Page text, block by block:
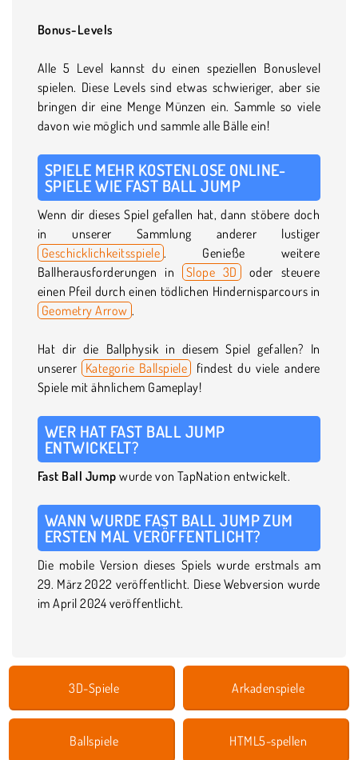
Bonus-Levels
Alle 5 Level kannst du einen speziellen Bonuslevel
spielen. Diese Levels sind etwas schwieriger, aber sie
bringen dir eine Menge Münzen ein. Sammle so viele
davon wie möglich und sammle alle Bälle ein!
SPIELE MEHR KOSTENLOSE ONLINE-
SPIELE WIE FAST BALL JUMP
Wenn dir dieses Spiel gefallen hat, dann stöbere doch
in unserer Sammlung anderer lustiger
Geschicklichkeitsspiele . Genieße weitere
Ballherausforderungen in
Slope 3D oder steuere
einen Pfeil durch einen tödlichen Hindernisparcours in
Geometry Arrow .
Hat dir die Ballphysik in diesem Spiel gefallen? In
unserer Kategorie Ballspiele
findest du viele andere
Spiele mit ähnlichem Gameplay!
WER HAT FAST BALL JUMP
ENTWICKELT?
Fast Ball Jump wurde von TapNation entwickelt.
WANN WURDE FAST BALL JUMP ZUM
ERSTEN MAL VERÖFFENTLICHT?
Die mobile Version dieses Spiels wurde erstmals am
29. März 2022 veröffentlicht. Diese Webversion wurde
im April 2024 veröffentlicht.
3D-Spiele Arkadenspiele
Ballspiele HTML5-spellen